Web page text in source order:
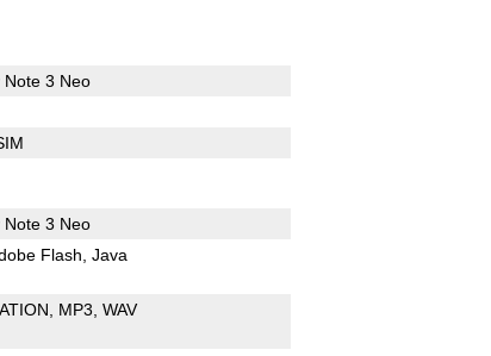
Note 3 Neo
Note 3 Neo
Flash Java
MP3 WAV